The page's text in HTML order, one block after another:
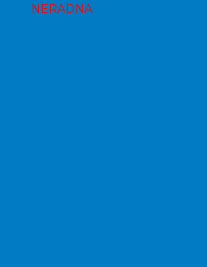
NERADNA